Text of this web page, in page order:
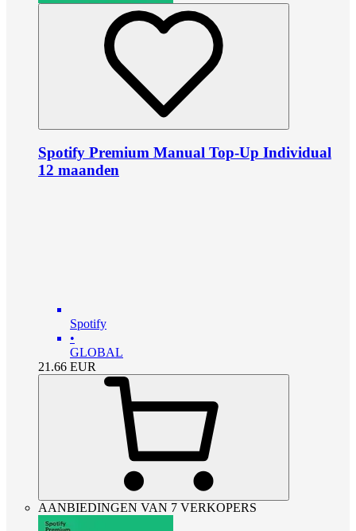
Spotify Premium Manual Top-Up Individual
12 maanden
Spotify
•
GLOBAL
21.66 EUR
AANBIEDINGEN VAN 7 VERKOPERS